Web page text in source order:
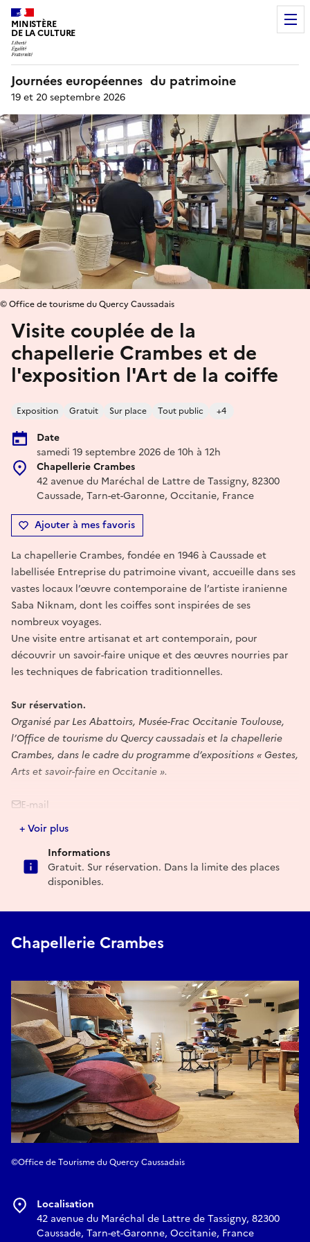
MINISTÈRE
DE LA CULTURE
Journées européennes du patrimoine
19 et 20 septembre 2026
Visite couplée de la
chapellerie Crambes et de
l'exposition l'Art de la coiffe
Exposition Gratuit Sur place Tout public +4
Date
samedi 19 septembre 2026 de 10h à 12h
Chapellerie Crambes
42 avenue du Maréchal de Lattre de Tassigny, 82300
Caussade, Tarn-et-Garonne, Occitanie, France
Ajouter à mes favoris
© Office de tourisme du Quercy Caussadais
La chapellerie Crambes, fondée en 1946 à Caussade et
labellisée Entreprise du patrimoine vivant, accueille dans ses
vastes locaux l’œuvre contemporaine de l’artiste iranienne
Saba Niknam, dont les coiffes sont inspirées de ses
nombreux voyages.
Une visite entre artisanat et art contemporain, pour
découvrir un savoir-faire unique et des œuvres nourries par
les techniques de fabrication traditionnelles.
Sur réservation.
Organisé par Les Abattoirs, Musée-Frac Occitanie Toulouse,
l’Office de tourisme du Quercy caussadais et la chapellerie
Crambes, dans le cadre du programme d’expositions « Gestes,
Arts et savoir-faire en Occitanie ».
E-mail
tourisme@quercycaussadais.fr
+ Voir plus
Informations
Gratuit. Sur réservation. Dans la limite des places
disponibles.
Chapellerie Crambes
©Office de Tourisme du Quercy Caussadais
Localisation
42 avenue du Maréchal de Lattre de Tassigny, 82300
Caussade, Tarn-et-Garonne, Occitanie, France